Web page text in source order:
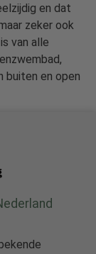
en dat
zeker ook
van alle
buiten en open